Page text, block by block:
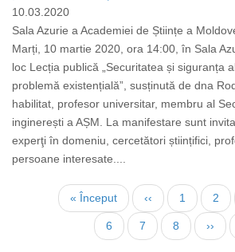
10.03.2020
Sala Azurie a Academiei de Științe a
Marți, 10 martie 2020, ora 14:00, în Sala
loc Lecția publică „Securitatea și siguranța
problemă existențială”, susținută de dna
habilitat, profesor universitar, membru al
inginerești a AȘM. La manifestare sunt
experţi în domeniu, cercetători științifici,
persoane interesate....
Prima
pagină
« Început
Pagina
anterioară
‹‹ Page
1 Page
2
Page
6
Pagina
curentă
7 Page
8
Pagina
››